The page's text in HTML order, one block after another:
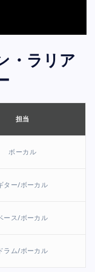
・ラリア
担当
ボーカル
ター/ボーカル
ース/ボーカル
ドラム/ボーカル